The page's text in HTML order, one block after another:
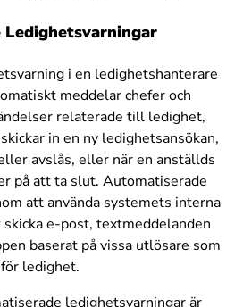
i en ledighetshanterare
meddelar chefer och
relaterade till ledighet,
in en ny ledighetsansökan,
avslås, eller när en anställds
på att ta slut. Automatiserade
att använda systemets interna
e-post, textmeddelanden
baserat på vissa utlösare som
ledighet.
ledighetsvarningar är